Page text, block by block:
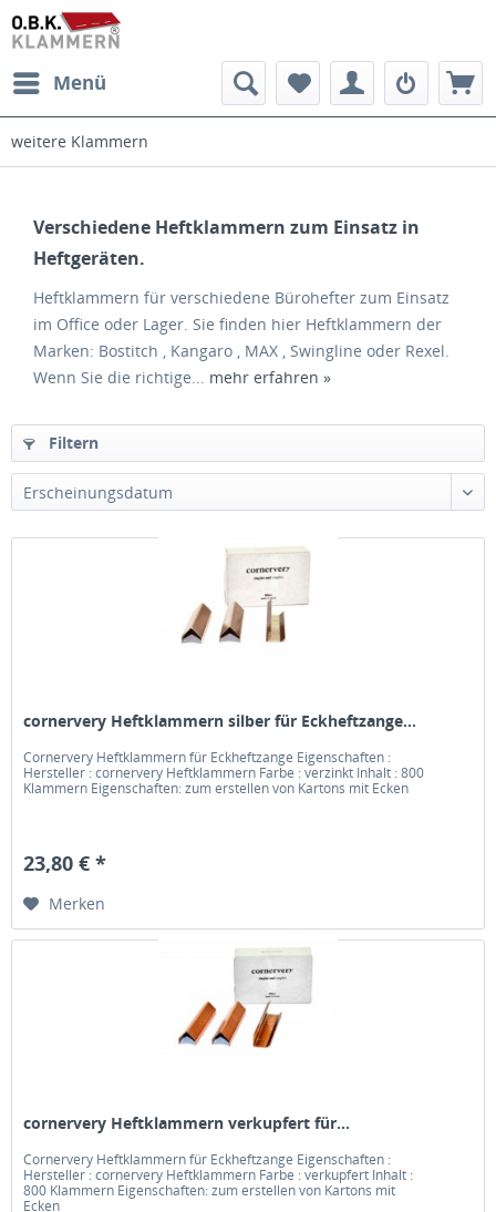
Menü
weitere Klammern
Verschiedene Heftklammern zum Einsatz in
Heftgeräten.
Heftklammern für verschiedene Bürohefter zum Einsatz
im Office oder Lager. Sie finden hier Heftklammern der
Marken: Bostitch , Kangaro , MAX , Swingline oder Rexel.
Wenn Sie die richtige... mehr erfahren »
Filtern
Erscheinungsdatum
cornervery Heftklammern silber für Eckheftzange...
Cornervery Heftklammern für Eckheftzange Eigenschaften :
Hersteller : cornervery Heftklammern Farbe : verzinkt Inhalt : 800
Klammern Eigenschaften: zum erstellen von Kartons mit Ecken
23,80 € *
Merken
cornervery Heftklammern verkupfert für...
Cornervery Heftklammern für Eckheftzange Eigenschaften :
Hersteller : cornervery Heftklammern Farbe : verkupfert Inhalt :
800 Klammern Eigenschaften: zum erstellen von Kartons mit
Ecken